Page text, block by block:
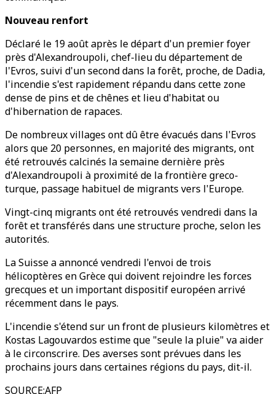
Nouveau renfort
Déclaré le 19 août après le départ d'un premier foyer
près d'Alexandroupoli, chef-lieu du département de
l'Evros, suivi d'un second dans la forêt, proche, de Dadia,
l'incendie s'est rapidement répandu dans cette zone
dense de pins et de chênes et lieu d'habitat ou
d'hibernation de rapaces.
De nombreux villages ont dû être évacués dans l'Evros
alors que 20 personnes, en majorité des migrants, ont
été retrouvés calcinés la semaine dernière près
d'Alexandroupoli à proximité de la frontière greco-
turque, passage habituel de migrants vers l'Europe.
Vingt-cinq migrants ont été retrouvés vendredi dans la
forêt et transférés dans une structure proche, selon les
autorités.
La Suisse a annoncé vendredi l'envoi de trois
hélicoptères en Grèce qui doivent rejoindre les forces
grecques et un important dispositif européen arrivé
récemment dans le pays.
L'incendie s'étend sur un front de plusieurs kilomètres et
Kostas Lagouvardos estime que "seule la pluie" va aider
à le circonscrire. Des averses sont prévues dans les
prochains jours dans certaines régions du pays, dit-il.
SOURCE:AFP